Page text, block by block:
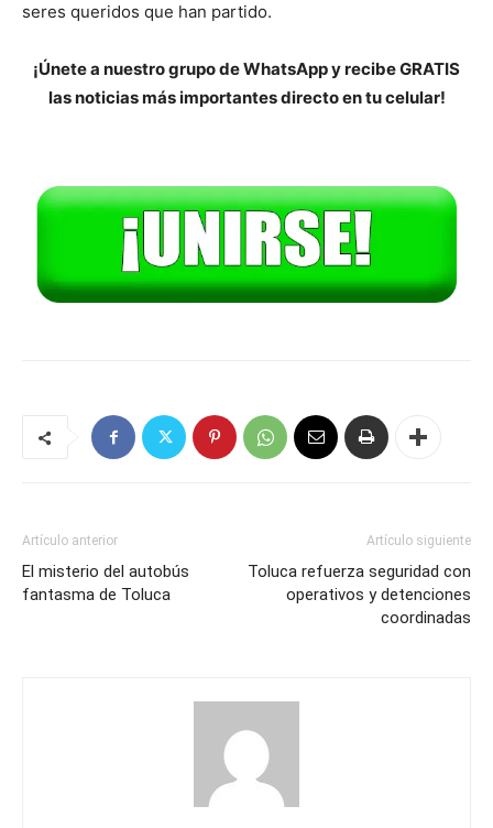
seres queridos que han partido.
¡Únete a nuestro grupo de WhatsApp y recibe GRATIS
las noticias más importantes directo en tu celular!
Artículo anterior
El misterio del autobús
fantasma de Toluca
Artículo siguiente
Toluca refuerza seguridad con
operativos y detenciones
coordinadas